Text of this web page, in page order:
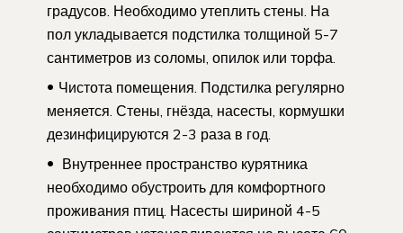
градусов. Необходимо утеплить стены. На
пол укладывается подстилка толщиной 5-7
сантиметров из соломы, опилок или торфа.
Чистота помещения. Подстилка регулярно
меняется. Стены, гнёзда, насесты, кормушки
дезинфицируются 2-3 раза в год.
Внутреннее пространство курятника
необходимо обустроить для комфортного
проживания птиц. Насесты шириной 4-5